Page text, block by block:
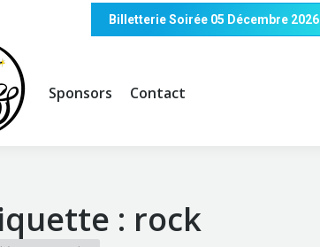
Billetterie Soirée 05 Décembre 2026
Sponsors Contact
: rock